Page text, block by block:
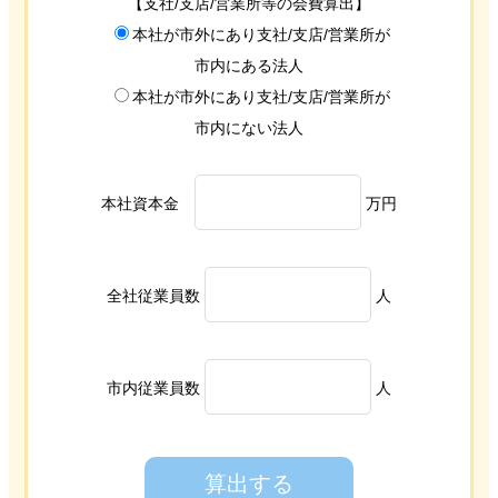
本社が市外にあり支社/支店/営業所が
市内にある法人
本社が市外にあり支社/支店/営業所が
市内にない法人
本社資本金 万円
全社従業員数 人
市内従業員数 人
算出する